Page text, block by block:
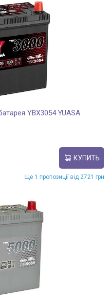
YBX3054 YUASA
КУПИТЬ
Ще 1 пропозиції від 2721 грн